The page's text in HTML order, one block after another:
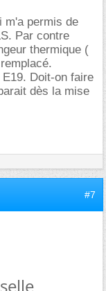
m'a permis de
Par contre
thermique (
Doit-on faire
dès la mise
#7